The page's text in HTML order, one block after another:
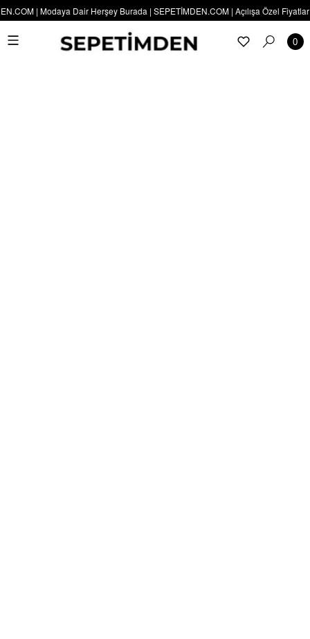
| Modaya Dair Herşey Burada | SEPETİMDEN.COM | Açılışa Özel Fiyatlar
0